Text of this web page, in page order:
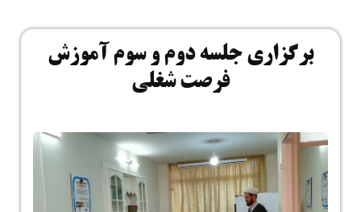
برگزاری جلسه دوم و سوم آموزش
فرصت شغلی